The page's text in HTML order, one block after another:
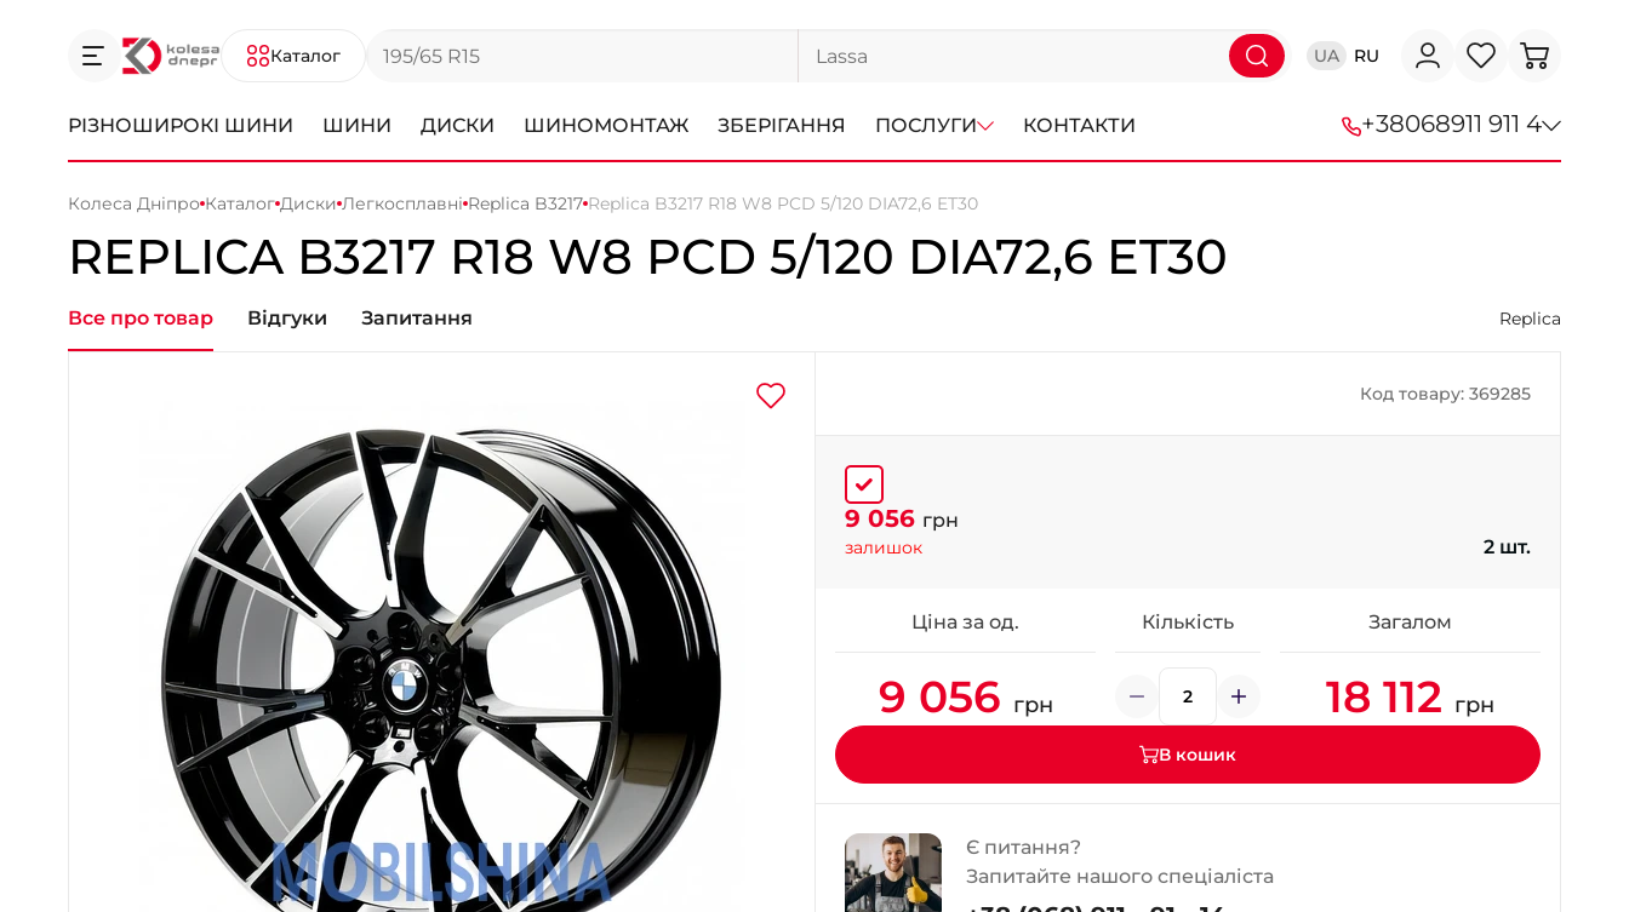
Каталог UA RU
РІЗНОШИРОКІ ШИНИ ШИНИ ДИСКИ ШИНОМОНТАЖ ЗБЕРІГАННЯ ПОСЛУГИ КОНТАКТИ +38068911 911 4
+38 (095) 276-44-44
- Донецьке шосе
+38 (050)-911-911-2
- Щепкіна
+38 (099)-643-33-77
Колеса Дніпро Каталог Диски Легкосплавні Replica B3217 Replica B3217 R18 W8 PCD 5/120 DIA72,6 ET30
REPLICA B3217 R18 W8 PCD 5/120 DIA72,6 ET30
Replica
Все про товар Відгуки Запитання
Код товару: 369285
9 056 грн
залишок 2 шт.
Ціна за од. Кількість Загалом
9 056 грн 18 112 грн
В кошик
Є питання?
Запитайте нашого спеціаліста